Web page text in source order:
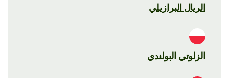
الريال البرازيلي
الزلوتي البولندي